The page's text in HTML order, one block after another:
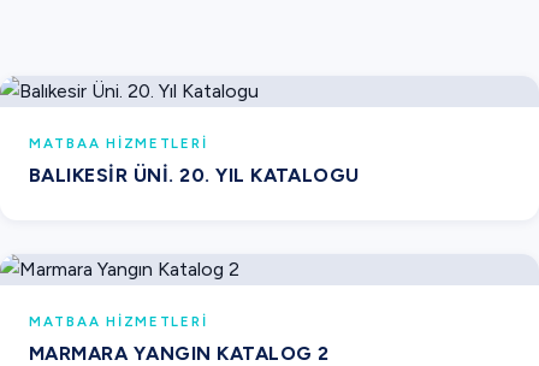
MATBAA HIZMETLERI
BALIKESIR ÜNI. 20. YIL KATALOGU
MATBAA HIZMETLERI
MARMARA YANGIN KATALOG 2